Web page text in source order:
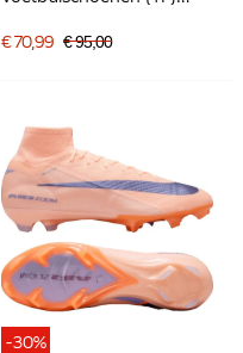
€ 70,99 € 95,00
-30%